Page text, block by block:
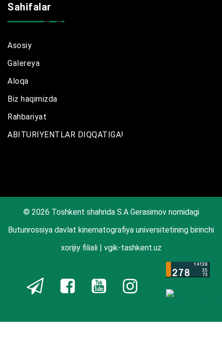
Sahifalar
Asosiy
Galereya
Aloqa
Biz haqimizda
Rahbariyat
ABITURIYENTLAR DIQQATIGA!
© 2026 Toshkent shahrida S.A Gerasimov nomidagi
Butunrossiya davlat kinematografiya universitetining birinchi
xorijiy filiali | vgik-tashkent.uz